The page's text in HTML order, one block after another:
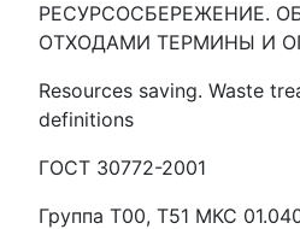
РЕСУРСОСБЕРЕЖЕНИЕ.
ОТХОДАМИ ТЕРМИНЫ И
Resources saving. Waste
definitions
ГОСТ 30772-2001
Группа Т00, Т51 МКС